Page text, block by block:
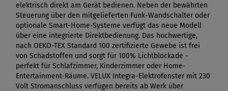
elektrisch direkt am Gerät bedienen. Neben der bewährten
Steuerung über den mitgelieferten Funk-Wandschalter oder
optionale Smart-Home-Systeme verfügt das neue Modell
über eine integrierte Direktbedienung. Das hochwertige,
nach OEKO-TEX Standard 100 zertifizierte Gewebe ist frei
von Schadstoffen und sorgt für 100% Lichtblockade -
perfekt für Schlafzimmer, Kinderzimmer oder Home-
Entertainment-Räume. VELUX Integra-Elektrofenster mit 230
Volt Stromanschluss verfügen bereits ab Werk über